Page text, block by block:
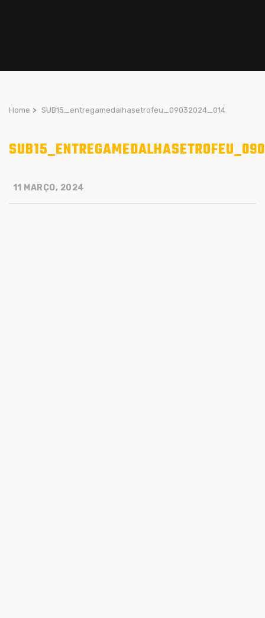
Home > SUB15_entregamedalhasetrofeu_09032024_014
11 MARÇO, 2024